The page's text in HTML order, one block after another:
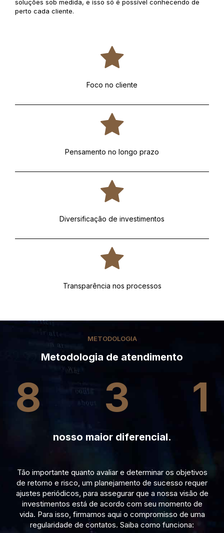
soluções sob medida, e isso só é possível conhecendo de
perto cada cliente.
Foco no cliente
Pensamento no longo prazo
Diversificação de investimentos
Transparência nos processos
METODOLOGIA
Metodologia de atendimento
8 3 1
nosso maior diferencial.
Tão importante quanto avaliar e determinar os objetivos
de retorno e risco, um planejamento de sucesso requer
ajustes periódicos, para assegurar que a nossa visão de
investimentos está de acordo com seu momento de
vida. Para isso, firmamos aqui o compromisso de uma
regularidade de contatos. Saiba como funciona: